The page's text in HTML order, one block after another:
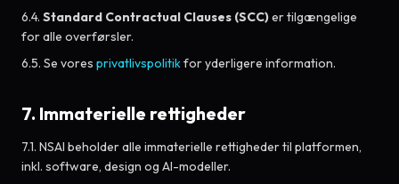
6.4. Standard Contractual Clauses (SCC)er tilgængelige
for alle overførsler.
6.5. Se vores privatlivspolitikfor yderligere information.
7. Immaterielle rettigheder
7.1. NSAI beholder alle immaterielle rettigheder til platformen,
inkl. software, design og AI-modeller.